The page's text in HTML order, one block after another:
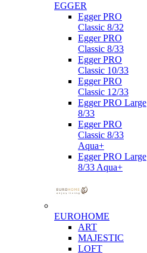
EGGER
Egger PRO
Classic 8/32
Egger PRO
Classic 8/33
Egger PRO
Classic 10/33
Egger PRO
Classic 12/33
Egger PRO Large
8/33
Egger PRO
Classic 8/33
Aqua+
Egger PRO Large
8/33 Aqua+
EUROHOME
ART
MAJESTIC
LOFT